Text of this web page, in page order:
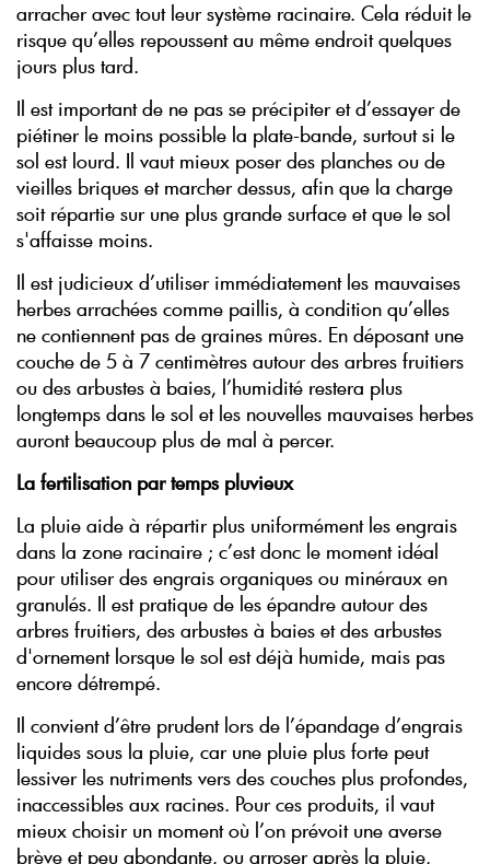
arracher avec tout leur système racinaire. Cela réduit le
risque qu’elles repoussent au même endroit quelques
jours plus tard.
Il est important de ne pas se précipiter et d’essayer de
piétiner le moins possible la plate-bande, surtout si le
sol est lourd. Il vaut mieux poser des planches ou de
vieilles briques et marcher dessus, afin que la charge
soit répartie sur une plus grande surface et que le sol
s'affaisse moins.
Il est judicieux d’utiliser immédiatement les mauvaises
herbes arrachées comme paillis, à condition qu’elles
ne contiennent pas de graines mûres. En déposant une
couche de 5 à 7 centimètres autour des arbres fruitiers
ou des arbustes à baies, l’humidité restera plus
longtemps dans le sol et les nouvelles mauvaises herbes
auront beaucoup plus de mal à percer.
La fertilisation par temps pluvieux
La pluie aide à répartir plus uniformément les engrais
dans la zone racinaire ; c’est donc le moment idéal
pour utiliser des engrais organiques ou minéraux en
granulés. Il est pratique de les épandre autour des
arbres fruitiers, des arbustes à baies et des arbustes
d'ornement lorsque le sol est déjà humide, mais pas
encore détrempé.
Il convient d’être prudent lors de l’épandage d’engrais
liquides sous la pluie, car une pluie plus forte peut
lessiver les nutriments vers des couches plus profondes,
inaccessibles aux racines. Pour ces produits, il vaut
mieux choisir un moment où l’on prévoit une averse
brève et peu abondante, ou arroser après la pluie,